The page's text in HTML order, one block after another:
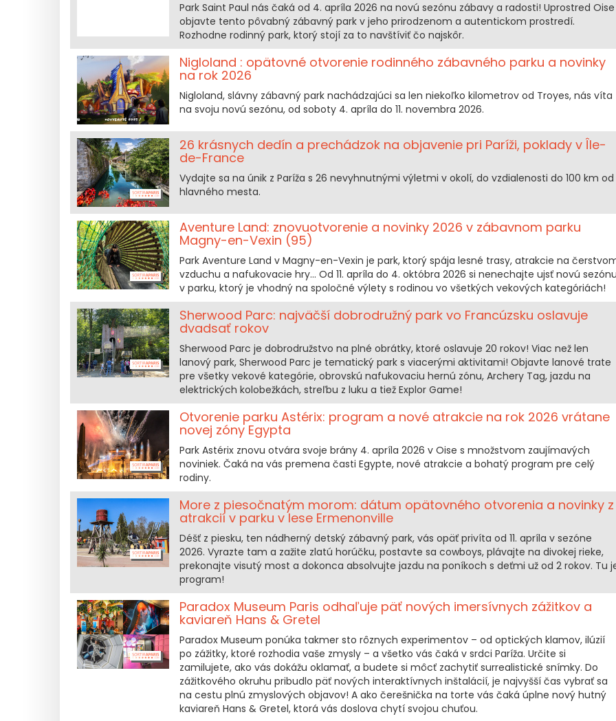
Park Saint Paul nás čaká od 4. apríla 2026 na novú sezónu zábavy a radosti! Uprostred Oise
objavte tento pôvabný zábavný park v jeho prirodzenom a autentickom prostredí.
Rozhodne rodinný park, ktorý stojí za to navštíviť čo najskôr.
Nigloland : opätovné otvorenie rodinného zábavného parku a novinky
na rok 2026
Nigloland, slávny zábavný park nachádzajúci sa len niekoľko kilometrov od Troyes, nás víta
na svoju novú sezónu, od soboty 4. apríla do 11. novembra 2026.
26 krásnych dedín a prechádzok na objavenie pri Paríži, poklady v Île-
de-France
Vydajte sa na únik z Paríža s 26 nevyhnutnými výletmi v okolí, do vzdialenosti do 100 km od
hlavného mesta.
Aventure Land: znovuotvorenie a novinky 2026 v zábavnom parku
Magny-en-Vexin (95)
Park Aventure Land v Magny-en-Vexin je park, ktorý spája lesné trasy, atrakcie na
vzduchu a nafukovacie hry... Od 11. apríla do 4. októbra 2026 si nenechajte ujsť novú
v parku, ktorý je vhodný na spoločné výlety s rodinou vo všetkých vekových kategóriách!
Sherwood Parc: najväčší dobrodružný park vo Francúzsku oslavuje
dvadsať rokov
Sherwood Parc je dobrodružstvo na plné obrátky, ktoré oslavuje 20 rokov! Viac než len
lanový park, Sherwood Parc je tematický park s viacerými aktivitami! Objavte lanové trate
pre všetky vekové kategórie, obrovskú nafukovaciu hernú zónu, Archery Tag, jazdu na
elektrických kolobežkách, streľbu z luku a tiež Explor Game!
Otvorenie parku Astérix: program a nové atrakcie na rok 2026 vrátane
novej zóny Egypta
Park Astérix znovu otvára svoje brány 4. apríla 2026 v Oise s množstvom zaujímavých
noviniek. Čaká na vás premena časti Egypte, nové atrakcie a bohatý program pre celý
rodiny.
More z piesočnatým morom: dátum opätovného otvorenia a novinky z
atrakcií v parku v lese Ermenonville
Déšť z piesku, ten nádherný detský zábavný park, vás opäť privíta od 11. apríla v sezóne
2026. Vyrazte tam a zažite zlatú horúčku, postavte sa cowboys, plávajte na divokej rieke,
prekonajte visutý most a dokonca absolvujte jazdu na poníkoch s deťmi už od 2 rokov. Tu
program!
Paradox Museum Paris odhaľuje päť nových imersívnych zážitkov a
kaviareň Hans & Gretel
Paradox Museum ponúka takmer sto rôznych experimentov – od optických klamov, ilúzií
po zážitky, ktoré rozhodia vaše zmysly – a všetko vás čaká v srdci Paríža. Určite si
zamilujete, ako vás dokážu oklamať, a budete si môcť zachytiť surrealistické snímky. Do
zážitkového okruhu pribudlo päť nových interaktívnych inštalácií, je najvyšší čas vybrať sa
na cestu plnú zmyslových objavov! A ako čerešnička na torte vás čaká úplne nový hutný
kaviareň Hans & Gretel, ktorá vás doslova chytí svojou chuťou.